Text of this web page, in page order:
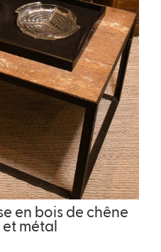
en bois de chêne
métal